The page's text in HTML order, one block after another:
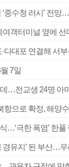
중수청 러시’ 전망
객터미널 옆에 선
다대포 연결해 서
7일
…전교생 24명 아
항으로 확정, 해양
…‘극한 폭염’ 한풀
경유지’ 된 부산…